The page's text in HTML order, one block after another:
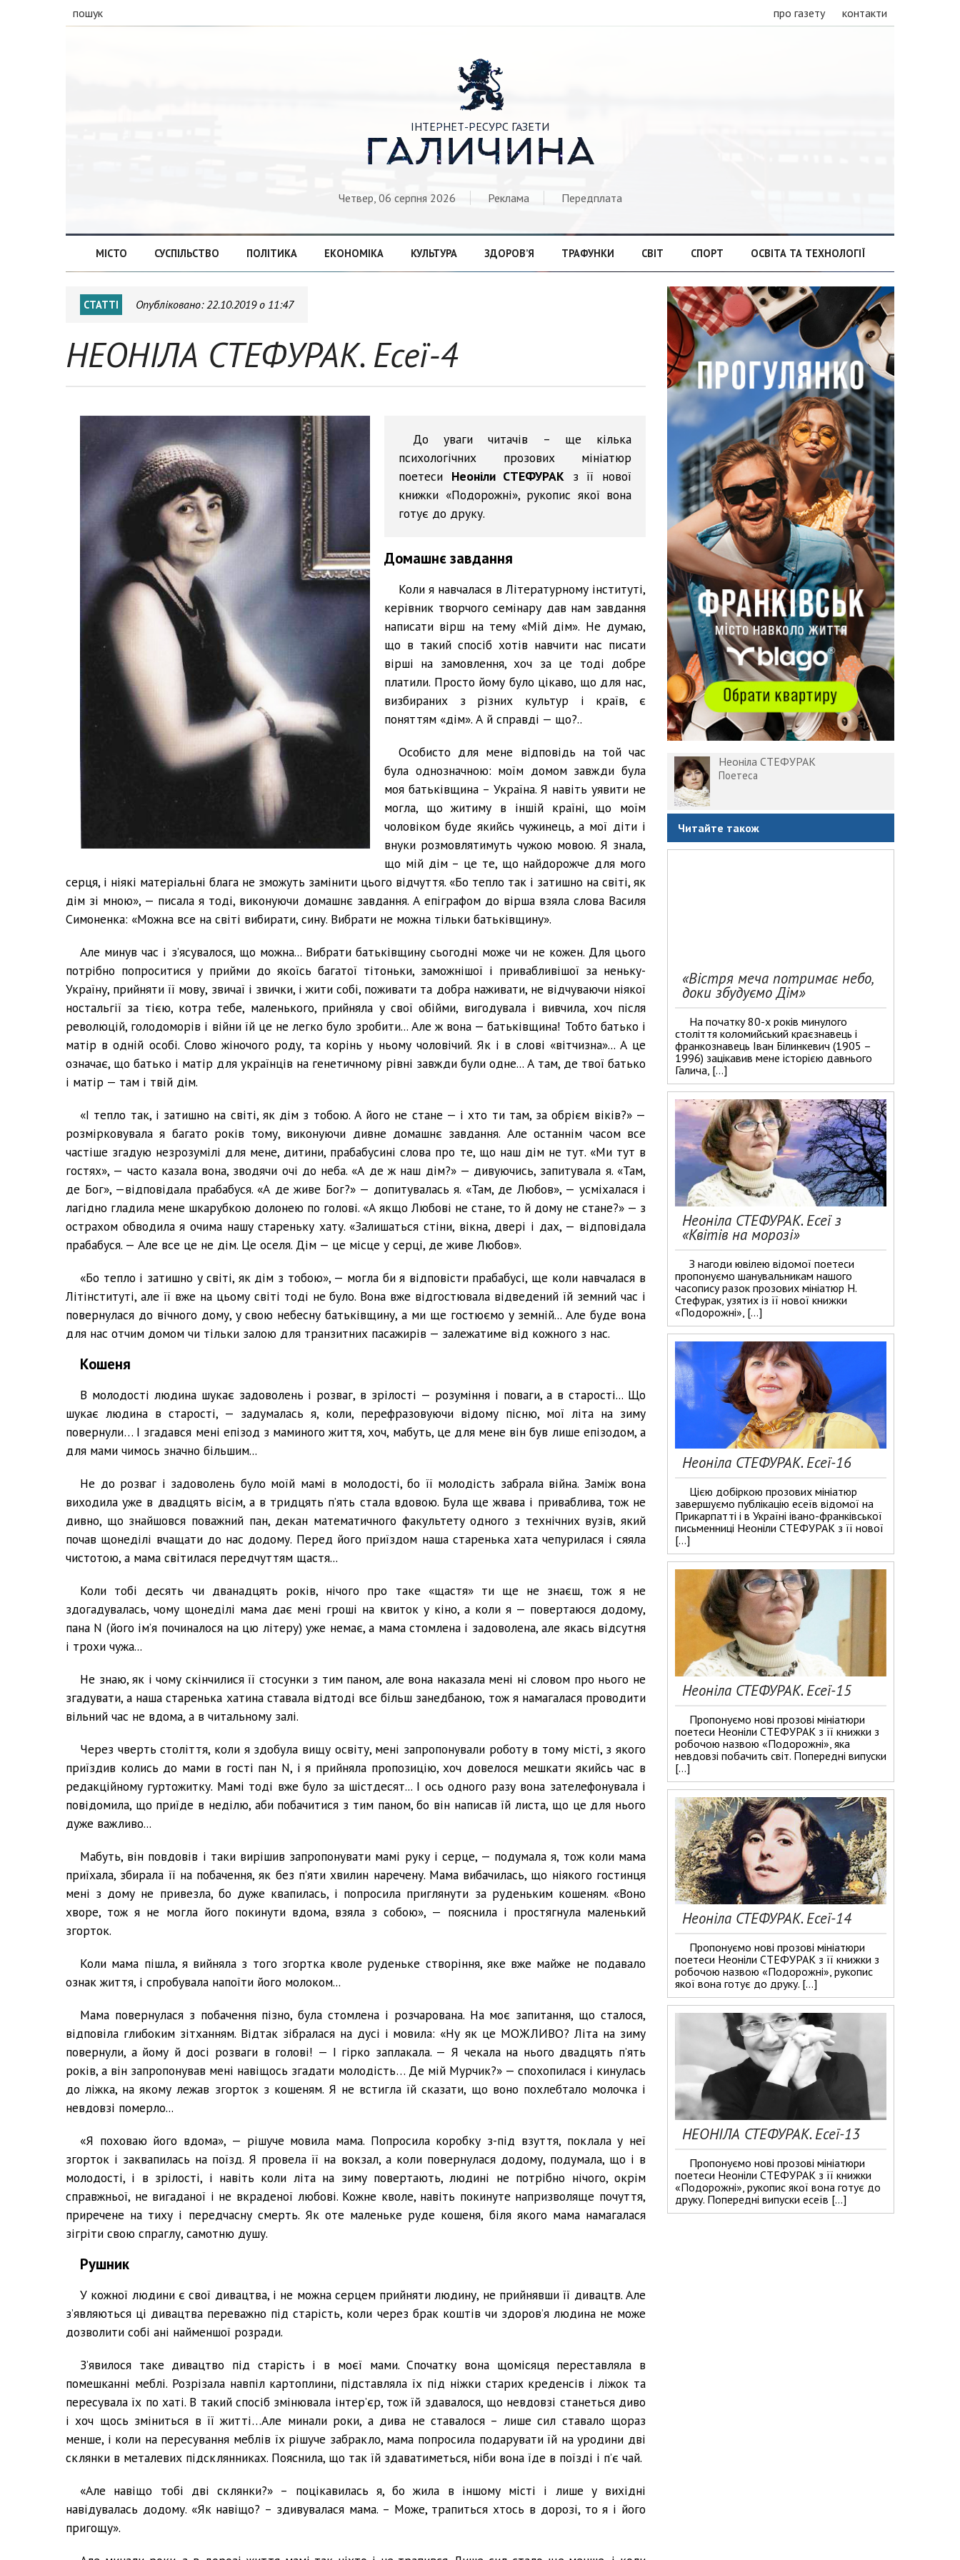
пошук про газету контакти

ІНТЕРНЕТ-РЕСУРС ГАЗЕТИ
ГАЛИЧИНА
Четвер, 06 серпня 2026 Реклама Передплата
МІСТО СУСПІЛЬСТВО ПОЛІТИКА ЕКОНОМІКА КУЛЬТУРА ЗДОРОВ’Я ТРАФУНКИ СВІТ СПОРТ ОСВІТА ТА ТЕХНОЛОГІЇ
СТАТТІ Опубліковано:22.10.2019 о 11:47
НЕОНІЛА СТЕФУРАК. Есеї-4
До уваги читачів – ще кілька
психологічних прозових мініатюр
поетеси Неоніли СТЕФУРАК з її нової
книжки «Подорожні», рукопис якої вона
готує до друку.
Домашнє завдання
Коли я навчалася в Літературному інституті,
керівник творчого семінару дав нам завдання
написати вірш на тему «Мій дім». Не думаю,
що в такий спосіб хотів навчити нас писати
вірші на замовлення, хоч за це тоді добре
платили. Просто йому було цікаво, що для нас,
визбираних з різних культур і країв, є
поняттям «дім». А й справді — що?..
Особисто для мене відповідь на той час
була однозначною: моїм домом завжди була
моя батьківщина – Україна. Я навіть уявити не
могла, що житиму в іншій країні, що моїм
чоловіком буде якийсь чужинець, а мої діти і
внуки розмовлятимуть чужою мовою. Я знала,
що мій дім – це те, що найдорожче для мого
серця, і ніякі матеріальні блага не зможуть замінити цього відчуття. «Бо тепло так і затишно на світі, як
дім зі мною», — писала я тоді, виконуючи домашнє завдання. А епіграфом до вірша взяла слова Василя
Симоненка: «Можна все на світі вибирати, сину. Вибрати не можна тільки батьківщину».
Але минув час і з’ясувалося, що можна... Вибрати батьківщину сьогодні може чи не кожен. Для цього
потрібно попроситися у прийми до якоїсь багатої тітоньки, заможнішої і привабливішої за неньку-
Україну, прийняти її мову, звичаї і звички, і жити собі, поживати та добра наживати, не відчуваючи ніякої
ностальгії за тією, котра тебе, маленького, прийняла у свої обійми, вигодувала і вивчила, хоч після
революцій, голодоморів і війни їй це не легко було зробити... Але ж вона — батьківщина! Тобто батько і
матір в одній особі. Слово жіночого роду, та корінь у ньому чоловічий. Як і в слові «вітчизна»... А це
означає, що батько і матір для українців на генетичному рівні завжди були одне... А там, де твої батько
і матір — там і твій дім.
«І тепло так, і затишно на світі, як дім з тобою. А його не стане — і хто ти там, за обрієм віків?» —
розмірковувала я багато років тому, виконуючи дивне домашнє завдання. Але останнім часом все
частіше згадую незрозумілі для мене, дитини, прабабусині слова про те, що наш дім не тут. «Ми тут в
гостях», — часто казала вона, зводячи очі до неба. «А де ж наш дім?» — дивуючись, запитувала я. «Там,
де Бог», —відповідала прабабуся. «А де живе Бог?» — допитувалась я. «Там, де Любов», — усміхалася і
лагідно гладила мене шкарубкою долонею по голові. «А якщо Любові не стане, то й дому не стане?» — з
острахом обводила я очима нашу стареньку хату. «Залишаться стіни, вікна, двері і дах, — відповідала
прабабуся. — Але все це не дім. Це оселя. Дім — це місце у серці, де живе Любов».
«Бо тепло і затишно у світі, як дім з тобою», — могла би я відповісти прабабусі, ще коли навчалася в
Літінституті, але її вже на цьому світі тоді не було. Вона вже відгостювала відведений їй земний час і
повернулася до вічного дому, у свою небесну батьківщину, а ми ще гостюємо у земній... Але буде вона
для нас отчим домом чи тільки залою для транзитних пасажирів — залежатиме від кожного з нас.
Кошеня
В молодості людина шукає задоволень і розваг, в зрілості — розуміння і поваги, а в старості... Що
шукає людина в старості, — задумалась я, коли, перефразовуючи відому пісню, мої літа на зиму
повернули… І згадався мені епізод з маминого життя, хоч, мабуть, це для мене він був лише епізодом, а
для мами чимось значно більшим...
Не до розваг і задоволень було моїй мамі в молодості, бо її молодість забрала війна. Заміж вона
виходила уже в двадцять вісім, а в тридцять п’ять стала вдовою. Була ще жвава і приваблива, тож не
дивно, що знайшовся поважний пан, декан математичного факультету одного з технічних вузів, який
почав щонеділі вчащати до нас додому. Перед його приїздом наша старенька хата чепурилася і сяяла
чистотою, а мама світилася передчуттям щастя...
Коли тобі десять чи дванадцять років, нічого про таке «щастя» ти ще не знаєш, тож я не
здогадувалась, чому щонеділі мама дає мені гроші на квиток у кіно, а коли я — повертаюся додому,
пана N (його ім’я починалося на цю літеру) уже немає, а мама стомлена і задоволена, але якась відсутня
і трохи чужа...
Не знаю, як і чому скінчилися її стосунки з тим паном, але вона наказала мені ні словом про нього не
згадувати, а наша старенька хатина ставала відтоді все більш занедбаною, тож я намагалася проводити
вільний час не вдома, а в читальному залі.
Через чверть століття, коли я здобула вищу освіту, мені запропонували роботу в тому місті, з якого
приїздив колись до мами в гості пан N, і я прийняла пропозицію, хоч довелося мешкати якийсь час в
редакційному гуртожитку. Мамі тоді вже було за шістдесят... І ось одного разу вона зателефонувала і
повідомила, що приїде в неділю, аби побачитися з тим паном, бо він написав їй листа, що це для нього
дуже важливо...
Мабуть, він повдовів і таки вирішив запропонувати мамі руку і серце, — подумала я, тож коли мама
приїхала, збирала її на побачення, як без п’яти хвилин наречену. Мама вибачилась, що ніякого гостинця
мені з дому не привезла, бо дуже квапилась, і попросила приглянути за руденьким кошеням. «Воно
хворе, тож я не могла його покинути вдома, взяла з собою», — пояснила і простягнула маленький
згорток.
Коли мама пішла, я вийняла з того згортка кволе руденьке створіння, яке вже майже не подавало
ознак життя, і спробувала напоїти його молоком...
Мама повернулася з побачення пізно, була стомлена і розчарована. На моє запитання, що сталося,
відповіла глибоким зітханням. Відтак зібралася на дусі і мовила: «Ну як це МОЖЛИВО? Літа на зиму
повернули, а йому й досі розваги в голові! — І гірко заплакала. — Я чекала на нього двадцять п’ять
років, а він запропонував мені навіщось згадати молодість… Де мій Мурчик?» — спохопилася і кинулась
до ліжка, на якому лежав згорток з кошеням. Я не встигла їй сказати, що воно похлебтало молочка і
невдовзі померло...
«Я поховаю його вдома», — рішуче мовила мама. Попросила коробку з-під взуття, поклала у неї
згорток і заквапилась на поїзд. Я провела її на вокзал, а коли повернулася додому, подумала, що і в
молодості, і в зрілості, і навіть коли літа на зиму повертають, людині не потрібно нічого, окрім
справжньої, не вигаданої і не вкраденої любові. Кожне кволе, навіть покинуте напризволяще почуття,
приречене на тиху і передчасну смерть. Як оте маленьке руде кошеня, біля якого мама намагалася
зігріти свою спраглу, самотню душу.
Рушник
У кожної людини є свої дивацтва, і не можна серцем прийняти людину, не прийнявши її дивацтв. Але
з’являються ці дивацтва переважно під старість, коли через брак коштів чи здоров’я людина не може
дозволити собі ані найменшої розради.
З’явилося таке дивацтво під старість і в моєї мами. Спочатку вона щомісяця переставляла в
помешканні меблі. Розрізала навпіл картоплини, підставляла їх під ніжки старих креденсів і ліжок та
пересувала їх по хаті. В такий спосіб змінювала інтер’єр, тож їй здавалося, що невдовзі станеться диво
і хоч щось зміниться в її житті…Але минали роки, а дива не ставалося – лише сил ставало щораз
менше, і коли на пересування меблів їх рішуче забракло, мама попросила подарувати їй на уродини дві
склянки в металевих підсклянниках. Пояснила, що так їй здаватиметься, ніби вона їде в поїзді і п’є чай.
«Але навіщо тобі дві склянки?» – поцікавилась я, бо жила в іншому місті і лише у вихідні
навідувалась додому. «Як навіщо? – здивувалася мама. – Може, трапиться хтось в дорозі, то я і його
пригощу».
Неоніла СТЕФУРАК
Поетеса
Читайте також
«Вістря меча потримає небо,
доки збудуємо Дім»
На початку 80-х років минулого
століття коломийський краєзнавець і
франкознавець Іван Білинкевич (1905 –
1996) зацікавив мене історією давнього
Галича, […]
Неоніла СТЕФУРАК. Есеї з
«Квітів на морозі»
З нагоди ювілею відомої поетеси
пропонуємо шанувальникам нашого
часопису разок прозових мініатюр Н.
Стефурак, узятих із її нової книжки
«Подорожні», […]
Неоніла СТЕФУРАК. Есеї-16
Цією добіркою прозових мініатюр
завершуємо публікацію есеїв відомої на
Прикарпатті і в Україні івано-франківської
письменниці Неоніли СТЕФУРАК з її нової
[…]
Неоніла СТЕФУРАК. Есеї-15
Пропонуємо нові прозові мініатюри
поетеси Неоніли СТЕФУРАК з її книжки з
робочою назвою «Подорожні», яка
невдовзі побачить світ. Попередні випуски
[…]
Неоніла СТЕФУРАК. Есеї-14
Пропонуємо нові прозові мініатюри
поетеси Неоніли СТЕФУРАК з її книжки з
робочою назвою «Подорожні», рукопис
якої вона готує до друку. […]
НЕОНІЛА СТЕФУРАК. Есеї-13
Пропонуємо нові прозові мініатюри
поетеси Неоніли СТЕФУРАК з її книжки
«Подорожні», рукопис якої вона готує до
друку. Попередні випуски есеїв […]